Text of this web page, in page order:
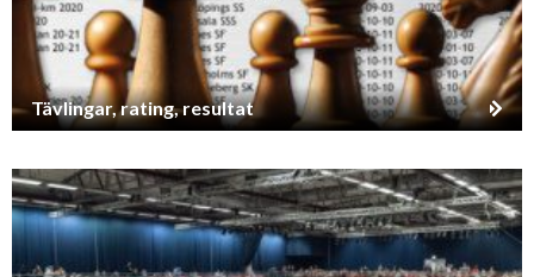
Tävlingar, rating, resultat